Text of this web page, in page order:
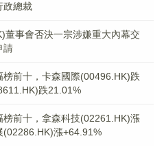
政總裁
董事會否決一宗涉嫌重大內幕交
請
榜前十，卡森國際(00496.HK)跌
跌21.01%
榜前十，拿森科技(02261.HK)漲
(02286.HK)漲+64.91%